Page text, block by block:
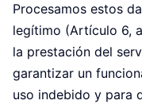
Procesamos estos
legítimo (Artículo 6,
la prestación del
garantizar un
uso indebido y para